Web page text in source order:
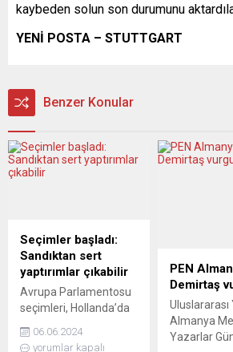
kaybeden solun son durumunu
YENİ POSTA – STUTTGART
Benzer Konular
Seçimler başladı:
Sandıktan sert
yaptırımlar çıkabilir
Avrupa Parlamentosu
seçimleri, Hollanda’da
perşembe günü
başlayan oy verme
06.06.2024
yorumlar kapalı
PEN
Demirtaş
Uluslararası
Almanya
Yazarlar